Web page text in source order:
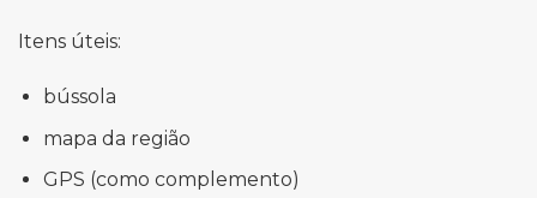
Itens úteis:
bússola
mapa da região
GPS (como complemento)